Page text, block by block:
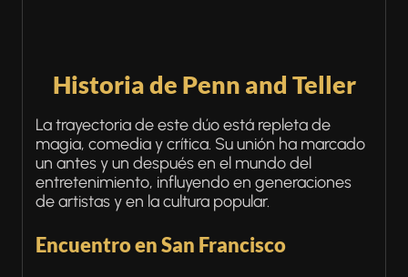
Historia de Penn and Teller
La trayectoria de este dúo está repleta de
magia, comedia y crítica. Su unión ha marcado
un antes y un después en el mundo del
entretenimiento, influyendo en generaciones
de artistas y en la cultura popular.
Encuentro en San Francisco